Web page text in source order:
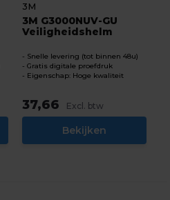
3M
3M G3000NUV-GU
Veiligheidshelm
Snelle levering (tot binnen 48u)
Gratis digitale proefdruk
Eigenschap: Hoge kwaliteit
37,66 Excl. btw
Bekijken